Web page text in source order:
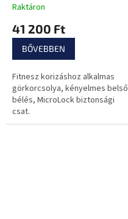
Raktáron
41 200 Ft
BŐVEBBEN
Fitnesz korizáshoz alkalmas
görkorcsolya, kényelmes belső
bélés, MicroLock biztonsági
csat.